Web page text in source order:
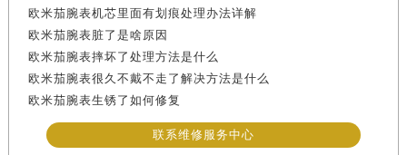
欧米茄腕表机芯里面有划痕处理办法详解
欧米茄腕表脏了是啥原因
欧米茄腕表摔坏了处理方法是什么
欧米茄腕表很久不戴不走了解决方法是什么
欧米茄腕表生锈了如何修复
联系维修服务中心